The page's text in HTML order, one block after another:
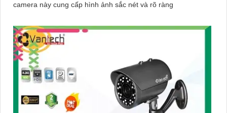
camera này cung cấp hình ảnh sắc nét và rõ ràng